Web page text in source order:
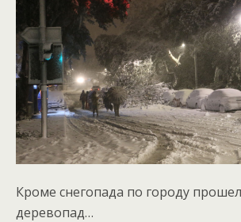
Кроме снегопада по городу
деревопад…